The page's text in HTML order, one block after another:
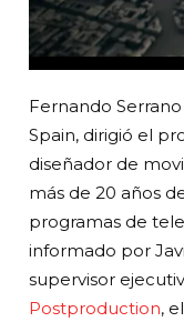
Fernando
Spain, dirigió el
diseñador de
más de 20 años
programas de
informado por
supervisor
Postproduction,